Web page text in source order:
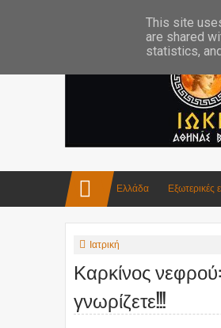
Ελλάδα Εξωτερικές
Ιατρική
Καρκίνος
γνωρίζετε!!!
This site
are shared
statistics,